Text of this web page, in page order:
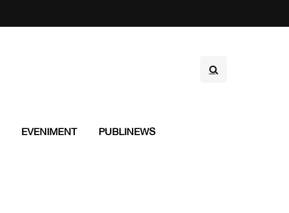
EVENIMENT PUBLINEWS